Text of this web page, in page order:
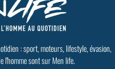
: sport, moteurs, lifestyle, évasion,
l'homme sont sur Men life.